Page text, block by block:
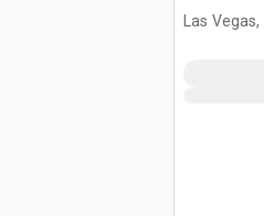
dieplader
Las Vegas,